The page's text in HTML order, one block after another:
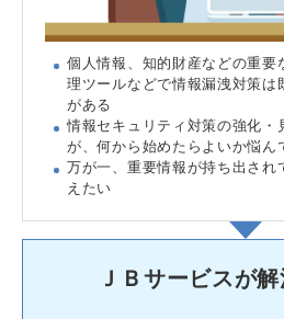
個人情報、知的財産などの重要
理ツールなどで情報漏洩対策は
がある
情報セキュリティ対策の強化・
が、何から始めたらよいか悩ん
万が一、重要情報が持ち出され
えたい
ＪＢサービスが解